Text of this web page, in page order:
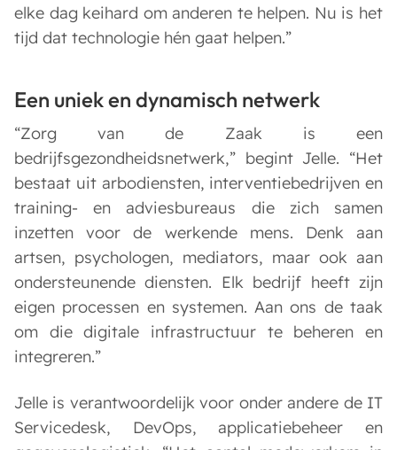
elke dag keihard om anderen te helpen. Nu is het
tijd dat technologie hén gaat helpen.”
Een uniek en dynamisch netwerk
“Zorg van de Zaak is een
bedrijfsgezondheidsnetwerk,” begint Jelle. “Het
bestaat uit arbodiensten, interventiebedrijven en
training- en adviesbureaus die zich samen
inzetten voor de werkende mens. Denk aan
artsen, psychologen, mediators, maar ook aan
ondersteunende diensten. Elk bedrijf heeft zijn
eigen processen en systemen. Aan ons de taak
om die digitale infrastructuur te beheren en
integreren.”
Jelle is verantwoordelijk voor onder andere de IT
Servicedesk, DevOps, applicatiebeheer en